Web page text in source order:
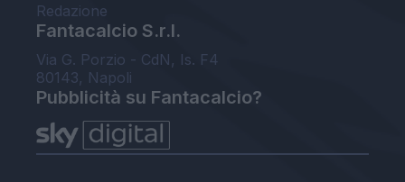
Redazione
Fantacalcio S.r.l.
Via G. Porzio - CdN, Is. F4
80143, Napoli
Pubblicità su Fantacalcio?